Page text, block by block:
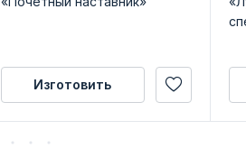
Изготовить